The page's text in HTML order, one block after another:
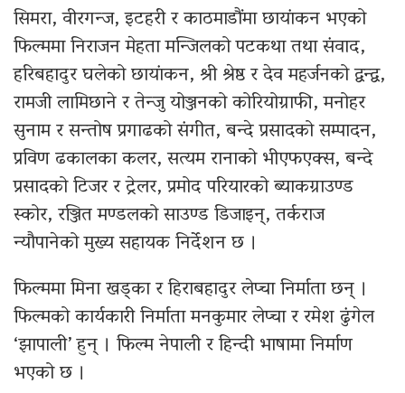
सिमरा, वीरगन्ज, इटहरी र काठमाडौंमा छायांकन भएको
फिल्ममा निराजन मेहता मन्जिलको पटकथा तथा संवाद,
हरिबहादुर घलेको छायांकन, श्री श्रेष्ठ र देव महर्जनको द्वन्द्व,
रामजी लामिछाने र तेन्जु योञ्जनको कोरियोग्राफी, मनोहर
सुनाम र सन्तोष प्रगाढको संगीत, बन्दे प्रसादको सम्पादन,
प्रविण ढकालका कलर, सत्यम रानाको भीएफएक्स, बन्दे
प्रसादको टिजर र ट्रेलर, प्रमोद परियारको ब्याकग्राउण्ड
स्कोर, रञ्जित मण्डलको साउण्ड डिजाइन्, तर्कराज
न्यौपानेको मुख्य सहायक निर्देशन छ ।
फिल्ममा मिना खड्का र हिराबहादुर लेप्चा निर्माता छन् ।
फिल्मको कार्यकारी निर्माता मनकुमार लेप्चा र रमेश ढुंगेल
‘झापाली’ हुन् । फिल्म नेपाली र हिन्दी भाषामा निर्माण
भएको छ ।